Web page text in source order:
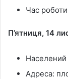
Час
П’ятниця, 14
Адреса: